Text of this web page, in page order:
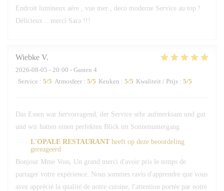
Endroit lumineux aére , vue mer , deco moderne Service au top !
Délicieux .. merci Sara !!!
Wiebke V
2026-08-05 - 20:00 - Gasten 4
Service : 5/5 Atmosfeer : 5/5 Keuken : 5/5 Kwaliteit / Prijs : 5/5
Das Essen war hervorragend, der Service sehr aufmerksam und gut
und wir hatten einen perfekten Blick im Sonnenuntergang
L'OPALE RESTAURANT heeft op deze beoordeling
gereageerd
Bonjour Mme Voss, Un grand merci d'avoir pris le temps de
partager votre expérience. Nous sommes ravis d'apprendre que vous
avez apprécié la qualité de notre cuisine, l'attention portée par notre